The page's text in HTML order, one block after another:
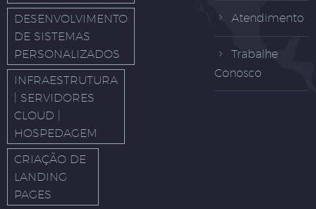
DESENVOLVIMENTO
DE SISTEMAS
PERSONALIZADOS
INFRAESTRUTURA
| SERVIDORES
CLOUD |
HOSPEDAGEM
CRIAÇÃO DE
LANDING
PAGES
Atendimento
Trabalhe
Conosco